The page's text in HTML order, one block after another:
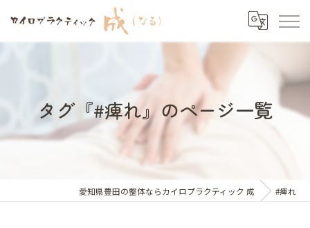
タグ『#痺れ』のページ一覧
愛知県豊田の整体ならカイロプラクティック 成 #痺れ